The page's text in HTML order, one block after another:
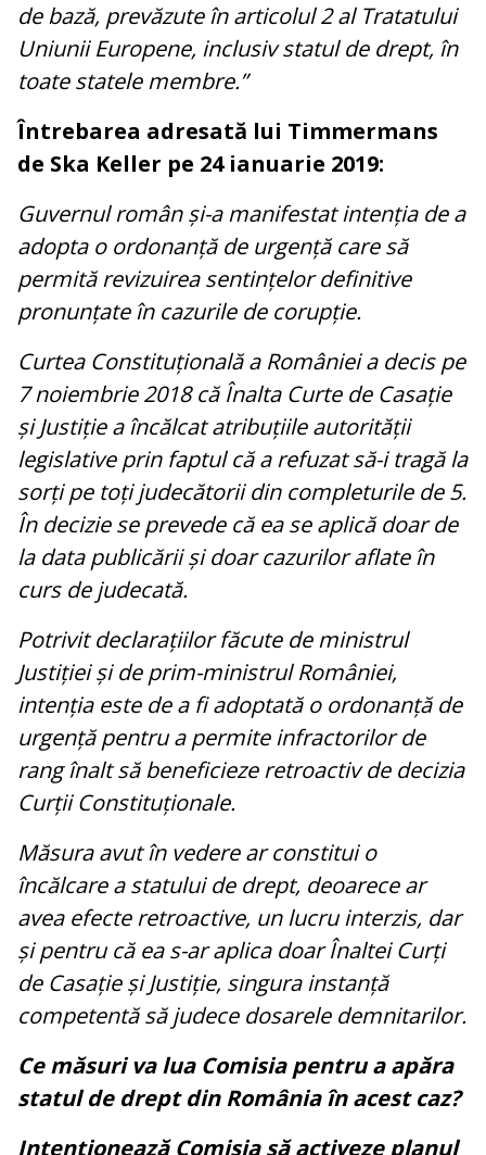
de bază, prevăzute în articolul 2 al Tratatului
Uniunii Europene, inclusiv statul de drept, în
toate statele membre.”
Întrebarea adresată lui Timmermans
de Ska Keller pe 24 ianuarie 2019:
Guvernul român și-a manifestat intenția de a
adopta o ordonanță de urgență care să
permită revizuirea sentințelor definitive
pronunțate în cazurile de corupție.
Curtea Constituțională a României a decis pe
7 noiembrie 2018 că Înalta Curte de Casație
și Justiție a încălcat atribuțiile autorității
legislative prin faptul că a refuzat să-i tragă la
sorți pe toți judecătorii din completurile de 5.
În decizie se prevede că ea se aplică doar de
la data publicării și doar cazurilor aflate în
curs de judecată.
Potrivit declarațiilor făcute de ministrul
Justiției și de prim-ministrul României,
intenția este de a fi adoptată o ordonanță de
urgență pentru a permite infractorilor de
rang înalt să beneficieze retroactiv de decizia
Curții Constituționale.
Măsura avut în vedere ar constitui o
încălcare a statului de drept, deoarece ar
avea efecte retroactive, un lucru interzis, dar
și pentru că ea s-ar aplica doar Înaltei Curți
de Casație și Justiție, singura instanță
competentă să judece dosarele demnitarilor.
Ce măsuri va lua Comisia pentru a apăra
statul de drept din România în acest caz?
Intenționează Comisia să activeze planul